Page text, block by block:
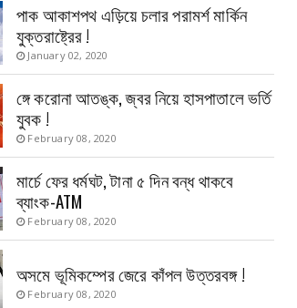
পাক আকাশপথ এড়িয়ে চলার পরামর্শ মার্কিন
যুক্তরাষ্ট্রের !
January 02, 2020
ঙ্গে করোনা আতঙ্ক, জ্বর নিয়ে হাসপাতালে ভর্তি
যুবক !
February 08, 2020
মার্চে ফের ধর্মঘট, টানা ৫ দিন বন্ধ থাকবে
ব্যাংক-ATM
February 08, 2020
অসমে ভূমিকম্পের জেরে কাঁপল উত্তরবঙ্গ !
February 08, 2020